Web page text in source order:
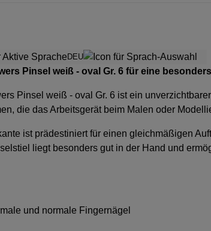
DEU
Pinsel weiß - oval Gr. 6 für eine
Pinsel weiß - oval Gr. 6 ist ein
die das Arbeitsgerät beim Malen oder
ist prädestiniert für einen gleichmäßigen
liegt besonders gut in der Hand und
und normale Fingernägel